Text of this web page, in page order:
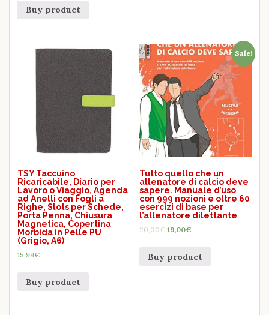
Buy product
TSY Taccuino
Ricaricabile, Diario per
Lavoro o Viaggio, Agenda
ad Anelli con Fogli a
Righe, Slots per Schede,
Porta Penna, Chiusura
Magnetica, Copertina
Morbida in Pelle PU
(Grigio, A6)
15,99€
Buy product
Sale!
Tutto quello che un
allenatore di calcio deve
sapere. Manuale d’uso
con 999 nozioni e oltre 60
esercizi di base per
l’allenatore dilettante
20,00€ 19,00€
Buy product